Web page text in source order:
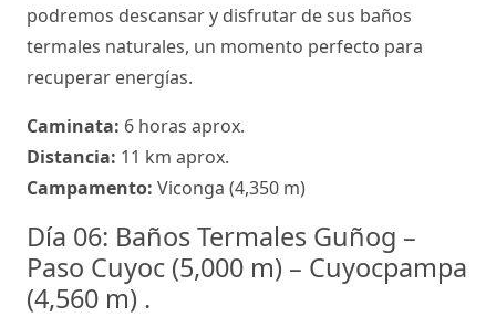
podremos descansar y disfrutar de sus baños
termales naturales, un momento perfecto para
recuperar energías.
Caminata: 6 horas aprox.
Distancia: 11 km aprox.
Campamento: Viconga (4,350 m)
Día 06: Baños Termales Guñog –
Paso Cuyoc (5,000 m) – Cuyocpampa
(4,560 m) .